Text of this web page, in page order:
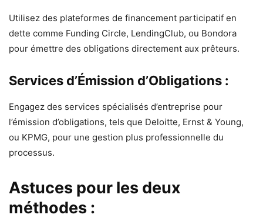
Utilisez des plateformes de financement participatif en
dette comme Funding Circle, LendingClub, ou Bondora
pour émettre des obligations directement aux prêteurs.
Services d’Émission d’Obligations :
Engagez des services spécialisés d’entreprise pour
l’émission d’obligations, tels que Deloitte, Ernst & Young,
ou KPMG, pour une gestion plus professionnelle du
processus.
Astuces pour les deux
méthodes :